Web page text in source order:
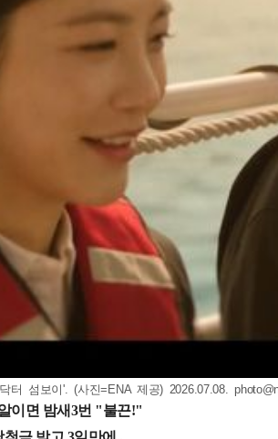
터 섬보이'. (사진=ENA 제공) 2026.07.08.